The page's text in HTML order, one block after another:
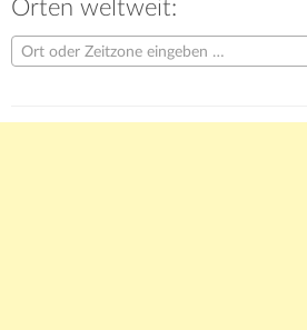
Orten weltweit:
Ort oder Zeitzone eingeben …